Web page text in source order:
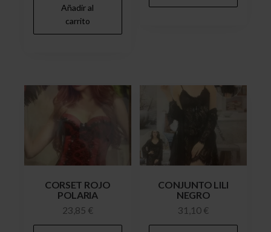
Añadir al
carrito
CORSET ROJO
POLARIA
23,85 €
CONJUNTO LILI
NEGRO
31,10 €